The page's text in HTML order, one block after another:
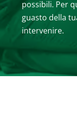
possibili. Per
guasto della
intervenire.